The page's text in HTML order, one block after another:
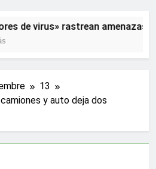
de virus» rastrean amenazas
13
y auto deja dos